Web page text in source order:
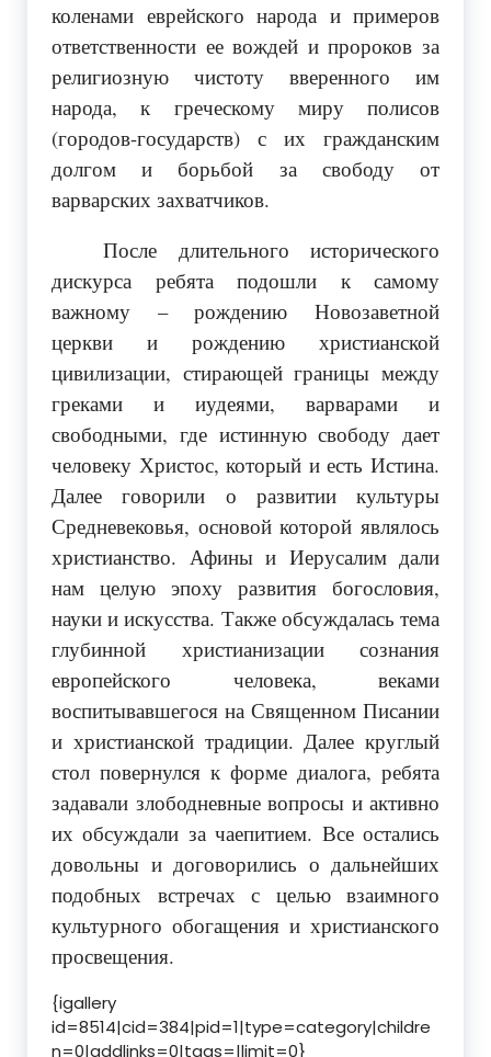
коленами еврейского народа и примеров
ответственности ее вождей и пророков за
религиозную чистоту вверенного им
народа, к греческому миру полисов
(городов-государств) с их гражданским
долгом и борьбой за свободу от
варварских захватчиков.
После длительного исторического
дискурса ребята подошли к самому
важному – рождению Новозаветной
церкви и рождению христианской
цивилизации, стирающей границы между
греками и иудеями, варварами и
свободными, где истинную свободу дает
человеку Христос, который и есть Истина.
Далее говорили о развитии культуры
Средневековья, основой которой являлось
христианство. Афины и Иерусалим дали
нам целую эпоху развития богословия,
науки и искусства. Также обсуждалась тема
глубинной христианизации сознания
европейского человека, веками
воспитывавшегося на Священном Писании
и христианской традиции. Далее круглый
стол повернулся к форме диалога, ребята
задавали злободневные вопросы и активно
их обсуждали за чаепитием. Все остались
довольны и договорились о дальнейших
подобных встречах с целью взаимного
культурного обогащения и христианского
просвещения.
{igallery
id=8514|cid=384|pid=1|type=category|childre
n=0|addlinks=0|tags=|limit=0}